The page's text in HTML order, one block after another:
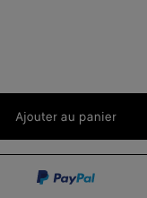
Ajouter
Ajouter au panier
Sélectionner